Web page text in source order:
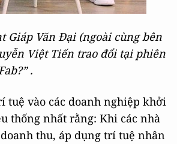
Giáp Văn Đại (ngoài cùng bên
Việt Tiến trao đổi tại phiên
.
tuệ vào các doanh nghiệp khởi
thống nhất rằng: Khi các nhà
thu, áp dụng trí tuệ nhân